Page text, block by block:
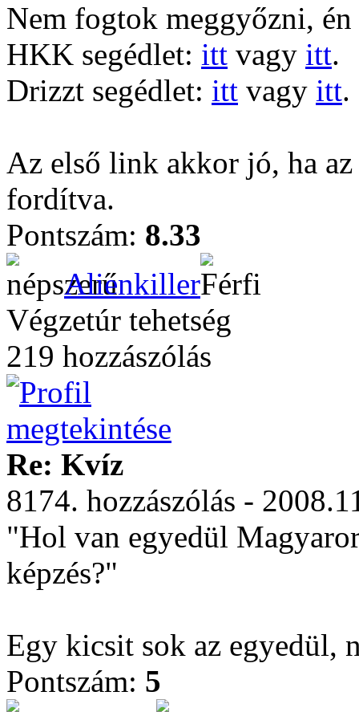
Nem fogtok meggyőzni,
HKK segédlet: itt vagy itt.
Drizzt segédlet: itt vagy itt.
Az első link akkor jó, ha
fordítva.
Pontszám: 8.33
Alienkiller
Végzetúr tehetség
219 hozzászólás
Re: Kvíz
8174. hozzászólás -
"Hol van egyedül
képzés?"
Egy kicsit sok az egyedül,
Pontszám: 5